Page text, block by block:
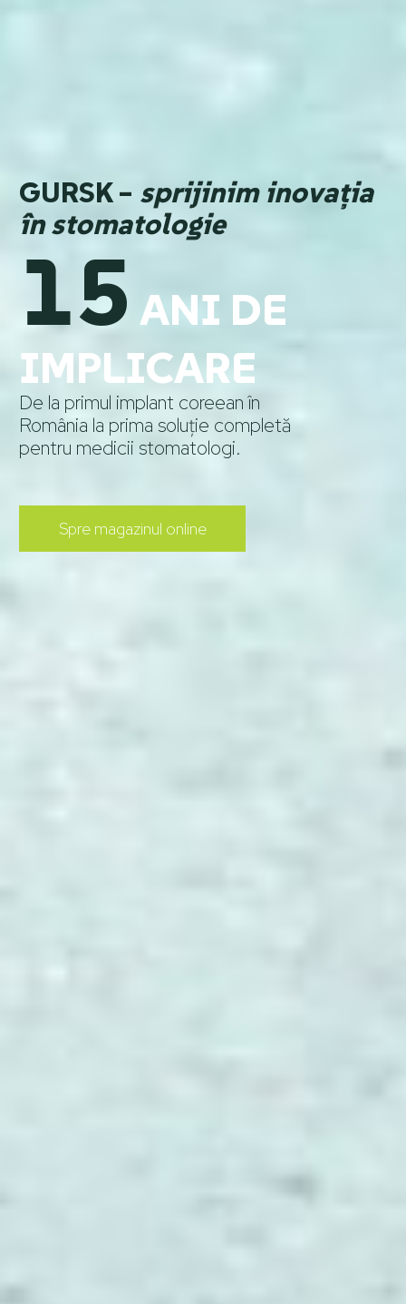
GURSK – sprijinim inovația
în stomatologie
15 ANI DE
IMPLICARE
De la primul implant coreean în
România la prima soluție completă
pentru medicii stomatologi​.
Spre magazinul online